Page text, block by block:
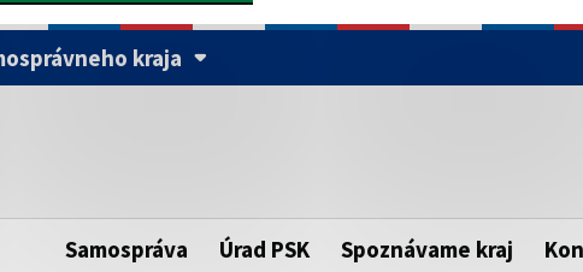
kraja
samosprávneho kraja.
Táto stránka je
zabezpečenú
https:// pred názvom
Samospráva Úrad PSK Spoznávame kraj